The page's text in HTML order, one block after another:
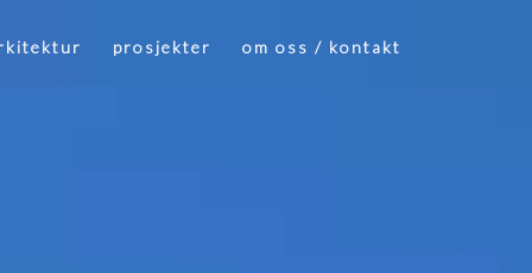
prosjekter om oss / kontakt